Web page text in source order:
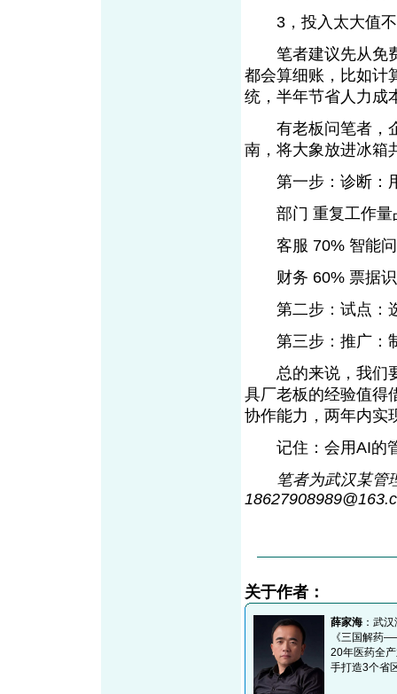
3，投入太大值不
笔者建议先从免费
都会算细账，比如计
统，半年节省人力成
有老板问笔者，企
南，将大象放进冰箱
第一步：诊断：
部门 重复工作量
客服 70% 智能问
财务 60% 票据识
第二步：试点：
第三步：推广：
总的来说，我们要
具厂老板的经验值得
协作能力，两年内实
记住：会用AI的管
笔者为武汉某管
18627908989@163
关于作者：
薛家海 ：武
《三国解药
20年医药全
手打造3个省